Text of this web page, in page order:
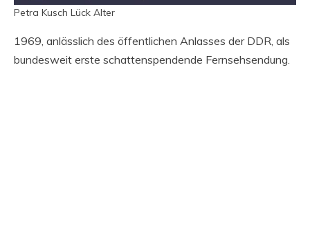
Petra Kusch Lück Alter
1969, anlässlich des öffentlichen Anlasses der DDR, als
bundesweit erste schattenspendende Fernsehsendung.